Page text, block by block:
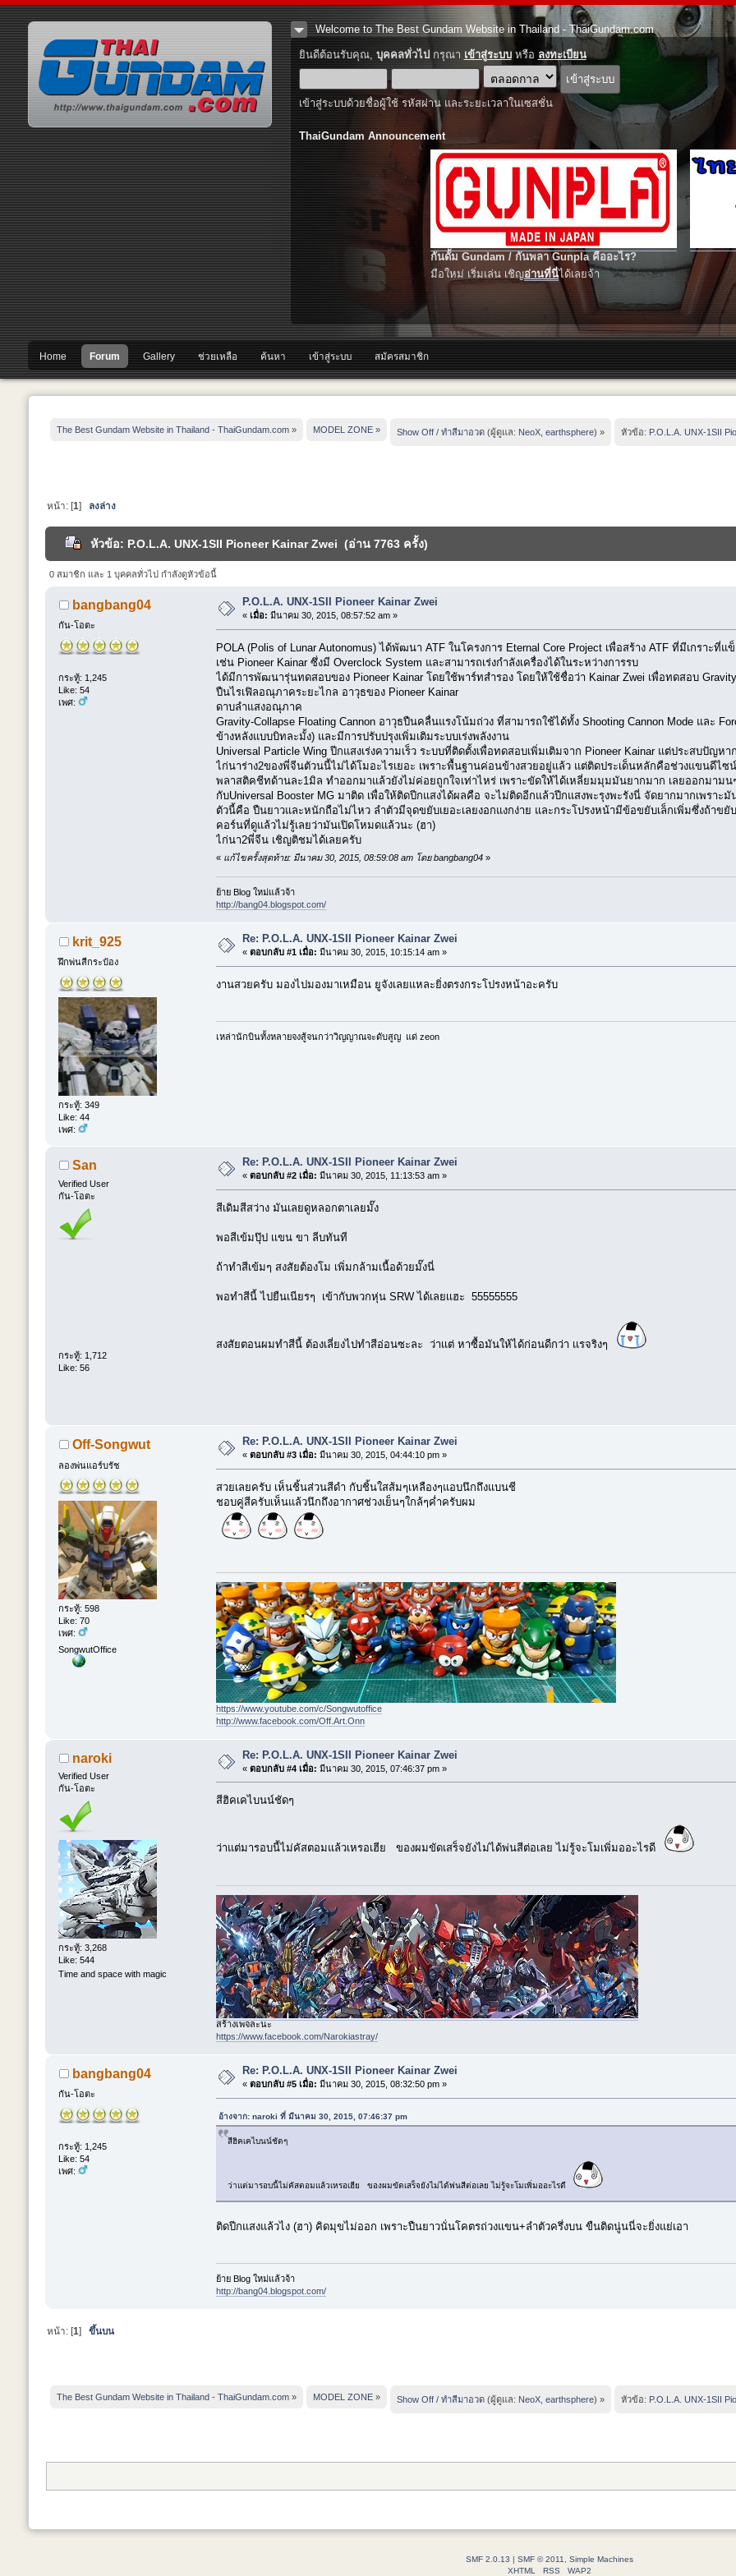
Welcome to The Best Gundam Website in Thailand - ThaiGundam.com
ยินดีต้อนรับคุณ, บุคคลทั่วไปกรุณา เข้าสู่ระบบหรือ ลงทะเบียน
เข้าสู่ระบบด้วยชื่อผู้ใช้ รหัสผ่าน และระยะเวลาในเซสชั่น
ThaiGundam Announcement
กันดั้ม Gundam / กันพลา Gunpla คืออะไร?
มือใหม่ เริ่มเล่น เชิญอ่านที่นี่ได้เลยจ้า
Home Forum Gallery ช่วยเหลือ ค้นหา เข้าสู่ระบบ สมัครสมาชิก
The Best Gundam Website in Thailand - ThaiGundam.com » MODEL ZONE » Show Off / ทำสีมาอวด (ผู้ดูแล: NeoX ,earthsphere) » หัวข้อ: P.O.L.A. UNX-1SII
หน้า: [1] ลงล่าง
หัวข้อ: P.O.L.A. UNX-1SII Pioneer Kainar Zwei (อ่าน 7763 ครั้ง)
0 สมาชิก และ 1 บุคคลทั่วไป กำลังดูหัวข้อนี้
bangbang04
กัน-โอตะ
กระทู้: 1,245
Like: 54
เพศ:
P.O.L.A. UNX-1SII Pioneer Kainar Zwei
«เมื่อ: มีนาคม 30, 2015, 08:57:52 am »
POLA (Polis of Lunar Autonomus) ได้พัฒนา ATF ในโครงการ Eternal Core Project เพื่อสร้าง ATF ที่มีเกราะที่
เช่น Pioneer Kainar ซึ่งมี Overclock System และสามารถเร่งกำลังเครื่องได้ในระหว่างการรบ
ได้มีการพัฒนารุ่นทดสอบของ Pioneer Kainar โดยใช้พาร์ทสำรอง โดยให้ใช้ชื่อว่า Kainar Zwei เพื่อทดสอบ
ปืนไรเฟิลอณุภาคระยะไกล อาวุธของ Pioneer Kainar
ดาบลำแสงอณุภาค
Gravity-Collapse Floating Cannon อาวุธปืนคลื่นแรงโน้มถ่วง ที่สามารถใช้ได้ทั้ง Shooting Cannon Mode และ
ข้างหลังแบบบิทละมั้ง) และมีการปรับปรุงเพิ่มเติมระบบเร่งพลังงาน
Universal Particle Wing ปีกแสงเร่งความเร็ว ระบบที่ติดตั้งเพื่อทดสอบเพิ่มเติมจาก Pioneer Kainar แต่ประสบปัญห
ไก่นาร่าง2ของพี่จีนตัวนนี้ไม่ได้โมอะไรเยอะ เพราะพื้นฐานค่อนข้างสวยอยู่แล้ว แต่ติดประเด็นหลักคือช่วงแขนดีไ
พลาสติคชีทด้านละ1มิล ทำออกมาแล้วยังไม่ค่อยถูกใจเท่าไหร่ เพราะขัดให้ได้เหลี่ยมมุมมันยากมาก เลยออกมาม
กับUniversal Booster MG มาติด เพื่อให้ติดปีกแสงได้ผลคือ จะไม่ติดอีกแล้วปีกแสงพะรุงพะรังนี่ จัดยากมากเพรา
ตัวนี้คือ ปืนยาวและหนักถือไม่ไหว ลำตัวมีจุดขยับเยอะเลยงอกแงกง่าย และกระโปรงหน้ามีข้อขยับเล็กเพิ่มซึ่งถ้าข
คอร์นที่ดูแล้วไม่รู้เลยว่ามันเปิดโหมดแล้วนะ (ฮา)
ไก่นา2พี่จีน เชิญติชมได้เลยครับ
« แก้ไขครั้งสุดท้าย: มีนาคม 30, 2015, 08:59:08 am โดย bangbang04»
ย้าย Blog ใหม่แล้วจ้า
http://bang04.blogspot.com/
krit_925
ฝึกพ่นสีกระป๋อง
กระทู้: 349
Like: 44
เพศ:
Re: P.O.L.A. UNX-1SII Pioneer Kainar Zwei
«ตอบกลับ #1 เมื่อ: มีนาคม 30, 2015, 10:15:14 am »
งานสวยครับ มองไปมองมาเหมือน ยูจังเลยแหละยิ่งตรงกระโปรงหน้าอะครับ
เหล่านักบินทั้งหลายจงสู้จนกว่าวิญญาณจะดับสูญ แด่ zeon
San
Verified User
กัน-โอตะ
กระทู้: 1,712
Like: 56
Re: P.O.L.A. UNX-1SII Pioneer Kainar Zwei
«ตอบกลับ #2 เมื่อ: มีนาคม 30, 2015, 11:13:53 am »
สีเดิมสีสว่าง มันเลยดูหลอกตาเลยมั๊ง
พอสีเข้มปุ๊ป เเขน ขา ลีบทันที
ถ้าทำสีเข้มๆ สงสัยต้องโม เพิ่มกล้ามเนื้อด้วยมั๊งนี่
พอทำสีนี้ ไปยืนเนียรๆ เข้ากับพวกหุ่น SRW ได้เลยเเฮะ 55555555
สงสัยตอนผมทำสีนี้ ต้องเลี่ยงไปทำสีอ่อนซะละ ว่าเเต่ หาซื้อมันให้ได้ก่อนดีกว่า เเรจริงๆ
Off-Songwut
ลองพ่นแอร์บรัช
กระทู้: 598
Like: 70
เพศ:
SongwutOffice
Re: P.O.L.A. UNX-1SII Pioneer Kainar Zwei
«ตอบกลับ #3 เมื่อ: มีนาคม 30, 2015, 04:44:10 pm »
สวยเลยครับ เห็นชิ้นส่วนสีดำ กับชิ้นใสส้มๆเหลืองๆแอบนึกถึงแบนชี
ชอบคู่สีครับเห็นแล้วนึกถึงอากาศช่วงเย็นๆใกล้ๆค่ำครับผม
https://www.youtube.com/c/Songwutoffice
http://www.facebook.com/Off.Art.Onn
naroki
Verified User
กัน-โอตะ
กระทู้: 3,268
Like: 544
Time and space with magic
Re: P.O.L.A. UNX-1SII Pioneer Kainar Zwei
«ตอบกลับ #4 เมื่อ: มีนาคม 30, 2015, 07:46:37 pm »
สีฮิคเคไบนน์ชัดๆ
ว่าแต่มารอบนี้ไม่คัสตอมแล้วเหรอเฮีย ของผมขัดเสร็จยังไม่ได้พ่นสีต่อเลย ไม่รู้จะโมเพิ่มออะไรดี
สร้างเพจละนะ
https://www.facebook.com/Narokiastray/
bangbang04
กัน-โอตะ
กระทู้: 1,245
Like: 54
เพศ:
Re: P.O.L.A. UNX-1SII Pioneer Kainar Zwei
«ตอบกลับ #5 เมื่อ: มีนาคม 30, 2015, 08:32:50 pm »
อ้างจาก: naroki ที่ มีนาคม 30, 2015, 07:46:37 pm
สีฮิคเคไบนน์ชัดๆ
ว่าแต่มารอบนี้ไม่คัสตอมแล้วเหรอเฮีย ของผมขัดเสร็จยังไม่ได้พ่นสีต่อเลย ไม่รู้จะโมเพิ่มออะไรดี
ติดปีกแสงแล้วไง (ฮา) คิดมุขไม่ออก เพราะปืนยาวนั่นโคตรถ่วงแขน+ลำตัวครึ่งบน ขืนติดนู่นนี่จะยิ่งแย่เอา
ย้าย Blog ใหม่แล้วจ้า
http://bang04.blogspot.com/
หน้า: [1] ขึ้นบน
The Best Gundam Website in Thailand - ThaiGundam.com » MODEL ZONE » Show Off / ทำสีมาอวด (ผู้ดูแล: NeoX,earthsphere) » หัวข้อ: P.O.L.A. UNX-1SII
SMF 2.0.13 |SMF © 2011 ,Simple Machines
XHTML
RSS WAP2